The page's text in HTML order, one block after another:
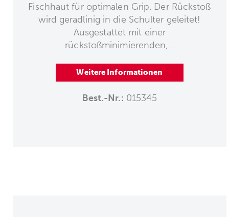
Fischhaut für optimalen Grip. Der Rückstoß
wird geradlinig in die Schulter geleitet!
Ausgestattet mit einer
rückstoßminimierenden,...
Weitere Informationen
Best.-Nr.: 015345